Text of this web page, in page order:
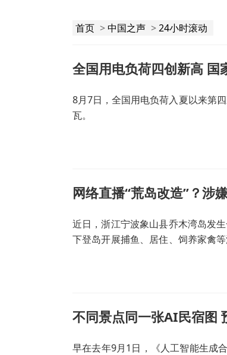
首页 >中国之声 >24小时滚动
全国用电负荷四创新高 国
8月7日，全国用电负荷入夏以来第
瓦。
网络直播“荒岛改造”？涉
近日，浙江宁波象山县乔木湾岛发
下登岛开展捕鱼、居住、饲养家禽
不同景点同一张AI民宿图
早在去年9月1日，《人工智能生成